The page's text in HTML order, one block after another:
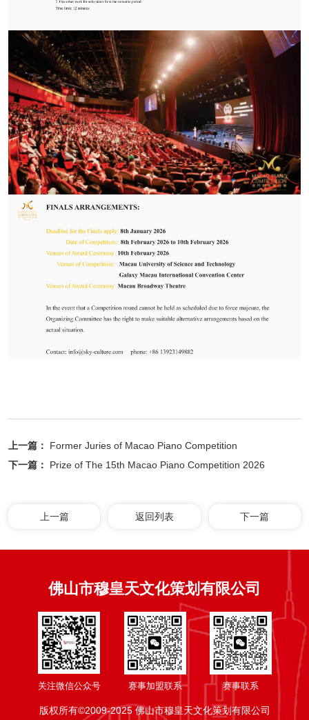
上一篇：
Former Juries of Macao Piano Competition
下一篇：
Prize of The 15th Macao Piano Competition 2026
上一篇 返回列表 下一篇
佛山市穆皇天文化策划有限公司
关注微信公众号 赛事加盟联系 赛事联系
版权所有©2009-2025 佛山市穆皇天文化策划有限公司